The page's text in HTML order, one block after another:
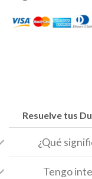
Resuelve tus
¿Qué
Tengo